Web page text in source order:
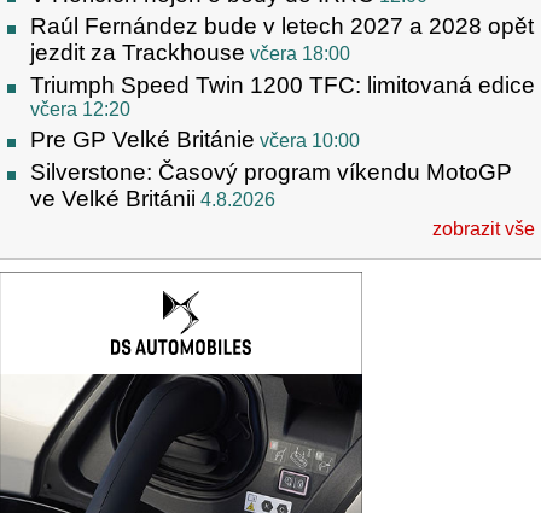
Raúl Fernández bude v letech 2027 a 2028 opět
jezdit za Trackhouse včera 18:00
Triumph Speed Twin 1200 TFC: limitovaná edice
včera 12:20
Pre GP Velké Británie včera 10:00
Silverstone: Časový program víkendu MotoGP
ve Velké Británii 4.8.2026
zobrazit vše